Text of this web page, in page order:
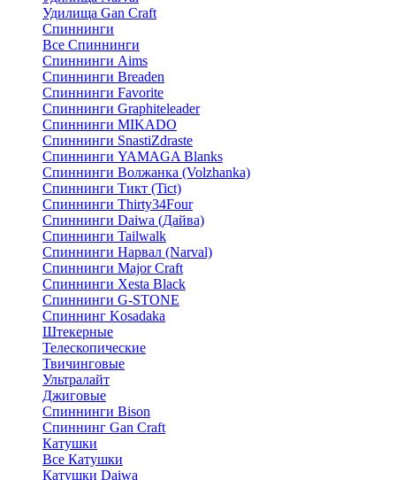
Удилища Gan Craft
Спиннинги
Все Спиннинги
Спиннинги Aims
Спиннинги Breaden
Спиннинги Favorite
Спиннинги Graphiteleader
Спиннинги MIKADO
Спиннинги SnastiZdraste
Спиннинги YAMAGA Blanks
Спиннинги Волжанка (Volzhanka)
Спиннинги Тикт (Tict)
Спиннинги Thirty34Four
Спиннинги Daiwa (Дайва)
Спиннинги Tailwalk
Спиннинги Нарвал (Narval)
Спиннинги Major Craft
Спиннинги Xesta Black
Спиннинги G-STONE
Спиннинг Kosadaka
Штекерные
Телескопические
Твичинговые
Ультралайт
Джиговые
Спиннинги Bison
Спиннинг Gan Craft
Катушки
Все Катушки
Катушки Daiwa